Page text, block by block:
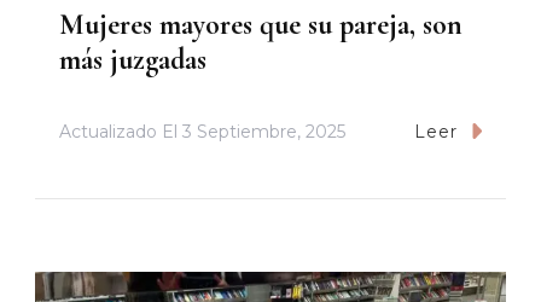
Mujeres mayores que su pareja, son
más juzgadas
Actualizado El 3 Septiembre, 2025 Leer